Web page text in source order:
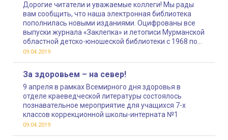
Дорогие читатели и уважаемые коллеги! Мы рады
вам сообщить, что наша электронная библиотека
пополнилась новыми изданиями. Оцифрованы все
выпуски журнала «Заклепка» и летописи Мурманской
областной детско-юношеской библиотеки с 1968 по
2014 год
09.04.2019
За здоровьем – на север!
9 апреля в рамках Всемирного дня здоровья в
отделе краеведческой литературы состоялось
познавательное мероприятие для учащихся 7-х
классов коррекционной школы-интерната №1
09.04.2019